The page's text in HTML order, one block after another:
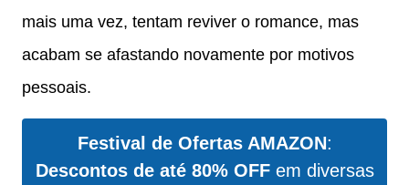
mais uma vez, tentam reviver o romance, mas
acabam se afastando novamente por motivos
pessoais.
Festival de Ofertas AMAZON:
Descontos de até 80% OFFem diversas